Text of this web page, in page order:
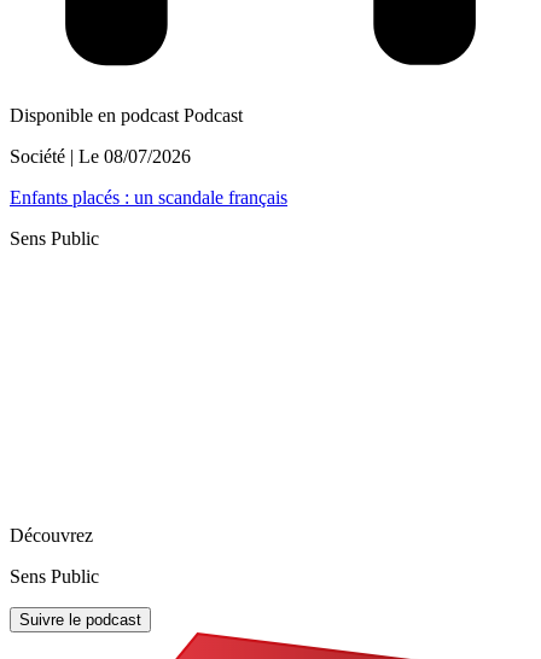
Disponible en podcast Podcast
Société | Le 08/07/2026
Enfants placés : un scandale français
Sens Public
Découvrez
Sens Public
Suivre le podcast